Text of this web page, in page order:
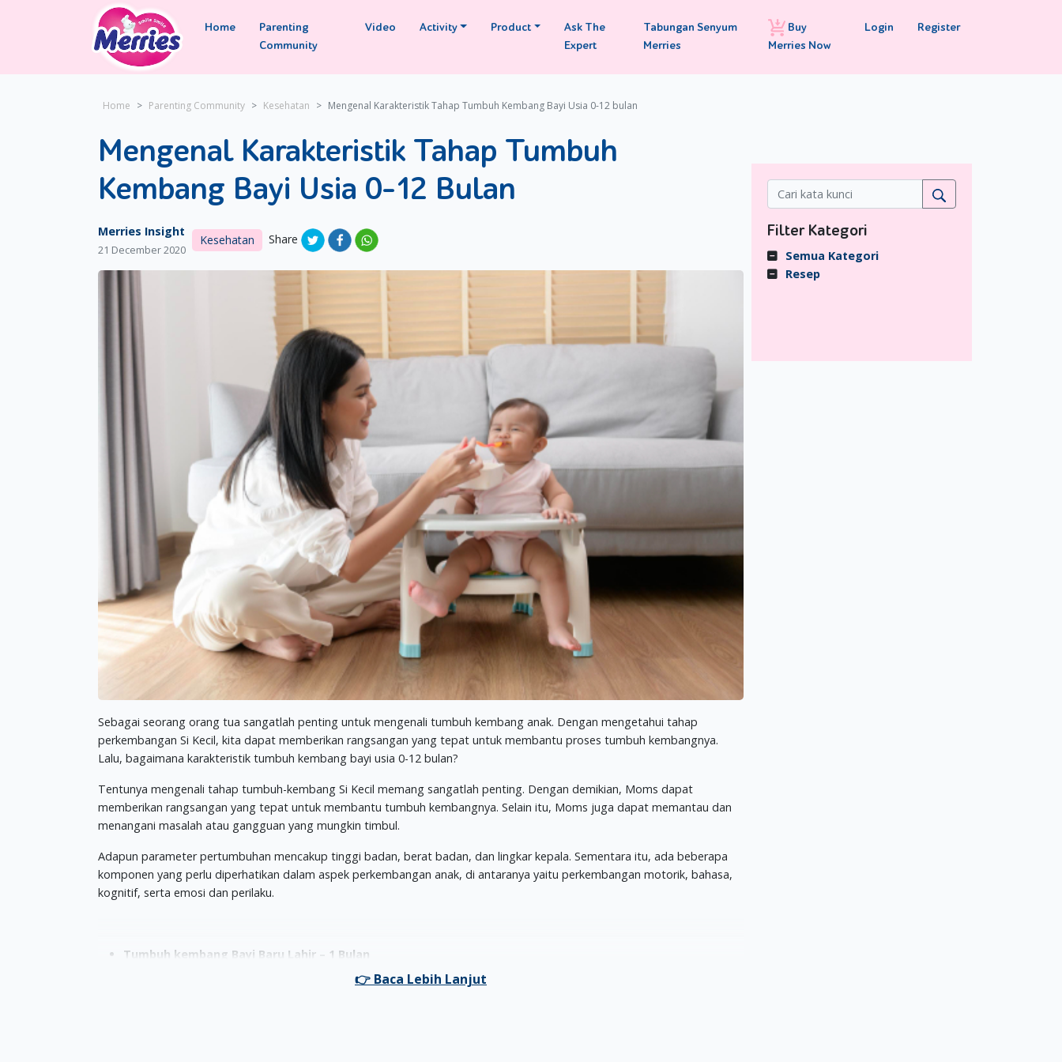
Home
Parenting
Community
Video Activity Product
Ask The
Expert
Tabungan Senyum
Merries
Buy
Merries Now
Login Register
Home Parenting Community Kesehatan Mengenal Karakteristik Tahap Tumbuh Kembang Bayi Usia 0-12 bulan
Mengenal Karakteristik Tahap Tumbuh
Kembang Bayi Usia 0-12 Bulan
Merries Insight
21 December 2020
Kesehatan Share
Sebagai seorang orang tua sangatlah penting untuk mengenali tumbuh kembang anak. Dengan mengetahui tahap
perkembangan Si Kecil, kita dapat memberikan rangsangan yang tepat untuk membantu proses tumbuh kembangnya.
Lalu, bagaimana karakteristik tumbuh kembang bayi usia 0-12 bulan?
Tentunya mengenali tahap tumbuh-kembang Si Kecil memang sangatlah penting. Dengan demikian, Moms dapat
memberikan rangsangan yang tepat untuk membantu tumbuh kembangnya. Selain itu, Moms juga dapat memantau dan
menangani masalah atau gangguan yang mungkin timbul.
Adapun parameter pertumbuhan mencakup tinggi badan, berat badan, dan lingkar kepala. Sementara itu, ada beberapa
komponen yang perlu diperhatikan dalam aspek perkembangan anak, di antaranya yaitu perkembangan motorik, bahasa,
kognitif, serta emosi dan perilaku.
Tumbuh kembang Bayi Baru Lahir – 1 Bulan
Filter Kategori
Semua Kategori
Resep